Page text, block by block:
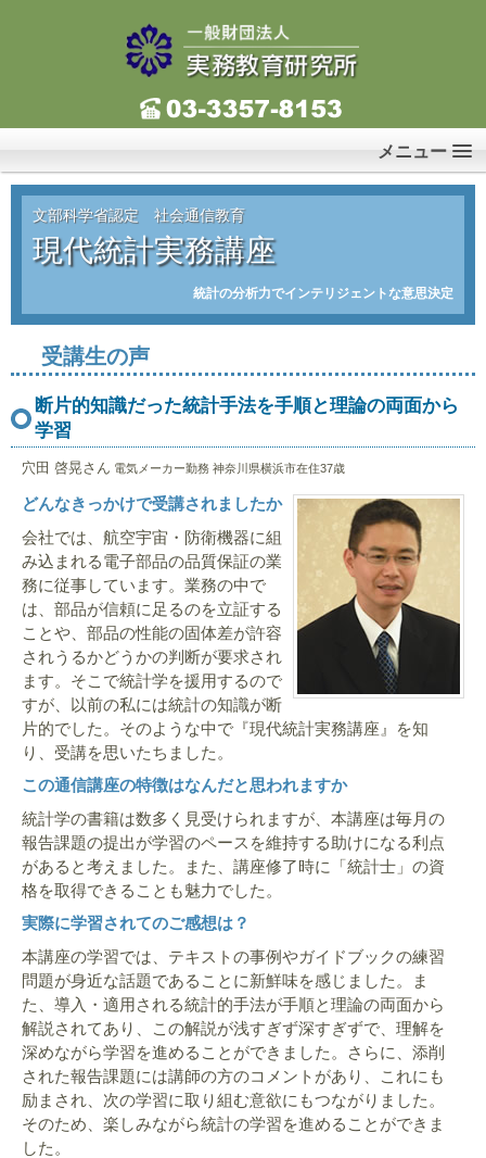
メニュー
文部科学省認定 社会通信教育
現代統計実務講座
統計の分析力でインテリジェントな意思決定
受講生の声
断片的知識だった統計手法を手順と理論の両面から
学習
穴田 啓晃さん 電気メーカー勤務 神奈川県横浜市在住37歳
どんなきっかけで受講されましたか
会社では、航空宇宙・防衛機器に組
み込まれる電子部品の品質保証の業
務に従事しています。業務の中で
は、部品が信頼に足るのを立証する
ことや、部品の性能の固体差が許容
されうるかどうかの判断が要求され
ます。そこで統計学を援用するので
すが、以前の私には統計の知識が断
片的でした。そのような中で『現代統計実務講座』を知
り、受講を思いたちました。
この通信講座の特徴はなんだと思われますか
統計学の書籍は数多く見受けられますが、本講座は毎月の
報告課題の提出が学習のペースを維持する助けになる利点
があると考えました。また、講座修了時に「統計士」の資
格を取得できることも魅力でした。
実際に学習されてのご感想は？
本講座の学習では、テキストの事例やガイドブックの練習
問題が身近な話題であることに新鮮味を感じました。ま
た、導入・適用される統計的手法が手順と理論の両面から
解説されてあり、この解説が浅すぎず深すぎずで、理解を
深めながら学習を進めることができました。さらに、添削
された報告課題には講師の方のコメントがあり、これにも
励まされ、次の学習に取り組む意欲にもつながりました。
そのため、楽しみながら統計の学習を進めることができま
した。